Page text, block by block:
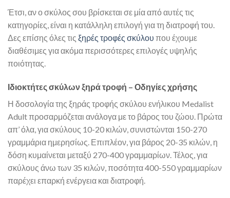
Έτσι, αν ο σκύλος σου βρίσκεται σε μία από αυτές τις
κατηγορίες, είναι η κατάλληλη επιλογή για τη διατροφή του.
Δες επίσης όλες τις ξηρές τροφές σκύλου που έχουμε
διαθέσιμες για ακόμα περισσότερες επιλογές υψηλής
ποιότητας.
Ιδιοκτήτες σκύλων ξηρά τροφή – Οδηγίες χρήσης
Η δοσολογία της ξηράς τροφής σκύλου ενήλικου Medalist
Adult προσαρμόζεται ανάλογα με το βάρος του ζώου. Πρώτα
απ’ όλα, για σκύλους 10-20 κιλών, συνιστώνται 150-270
γραμμάρια ημερησίως. Επιπλέον, για βάρος 20-35 κιλών, η
δόση κυμαίνεται μεταξύ 270-400 γραμμαρίων. Τέλος, για
σκύλους άνω των 35 κιλών, ποσότητα 400-550 γραμμαρίων
παρέχει επαρκή ενέργεια και διατροφή.